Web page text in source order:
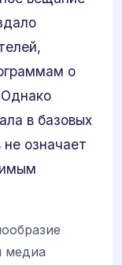
о
Однако
в базовых
не означает
медиа